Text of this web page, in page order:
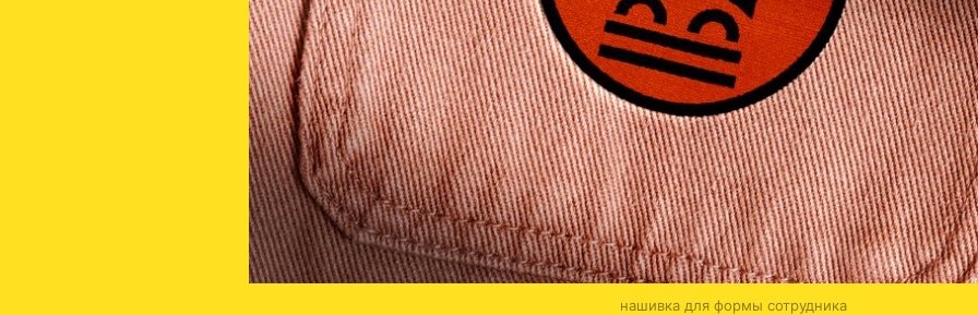
нашивка для формы сотрудника